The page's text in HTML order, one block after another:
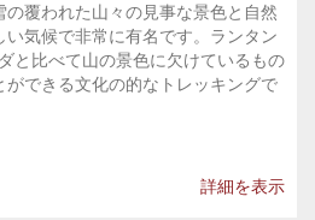
覆われた山々の見事な景色と自然
気候で非常に有名です。ランタン
と比べて山の景色に欠けているもの
できる文化の的なトレッキングで
詳細を表示